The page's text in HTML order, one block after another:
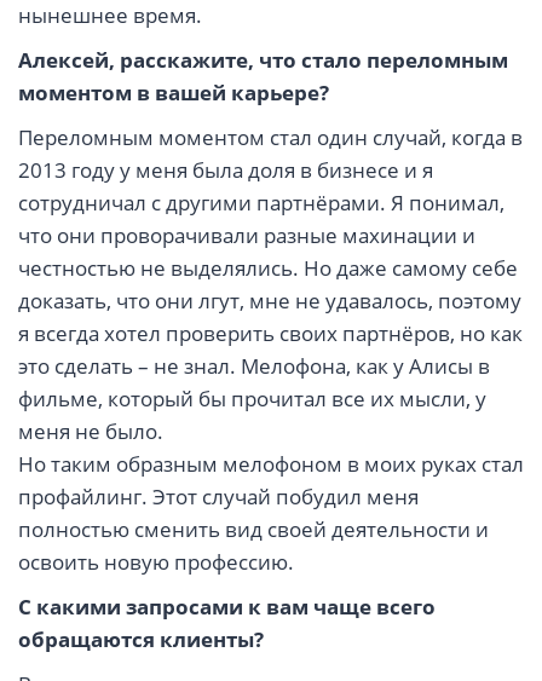
нынешнее время.
Алексей, расскажите, что стало переломным
моментом в вашей карьере?
Переломным моментом стал один случай, когда в
2013 году у меня была доля в бизнесе и я
сотрудничал с другими партнёрами. Я понимал,
что они проворачивали разные махинации и
честностью не выделялись. Но даже самому себе
доказать, что они лгут, мне не удавалось, поэтому
я всегда хотел проверить своих партнёров, но как
это сделать – не знал. Мелофона, как у Алисы в
фильме, который бы прочитал все их мысли, у
меня не было.
Но таким образным мелофоном в моих руках стал
профайлинг. Этот случай побудил меня
полностью сменить вид своей деятельности и
освоить новую профессию.
С какими запросами к вам чаще всего
обращаются клиенты?